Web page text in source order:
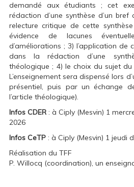
demandé aux étudiants ; cet
rédaction d’une synthèse d’un
relecture critique de cette
évidence de lacunes
d’améliorations ; 3) l’application
dans la rédaction d’une
théologique ; 4) le choix du sujet
L’enseignement sera dispensé lors
présentiel, puis par un échange
l’article théologique).
Infos CDER : à Ciply (Mesvin) 1
2026
Infos CeTP : à Ciply (Mesvin) 1 jeudi
Réalisation du TFF
P. Willocq (coordination), un